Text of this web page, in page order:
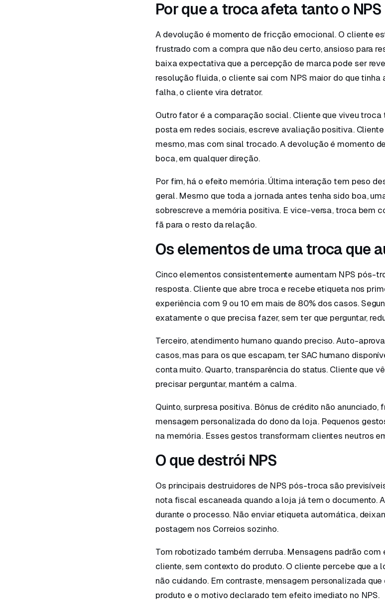
Por que a troca afeta tanto o NPS
A devolução é momento de fricção emocional. O cliente
frustrado com a compra que não deu certo, ansioso para
baixa expectativa que a percepção de marca pode ser
resolução fluida, o cliente sai com NPS maior do que tinha
falha, o cliente vira detrator.
Outro fator é a comparação social. Cliente que viveu
posta em redes sociais, escreve avaliação positiva.
mesmo, mas com sinal trocado. A devolução é momento
boca, em qualquer direção.
Por fim, há o efeito memória. Última interação tem peso
geral. Mesmo que toda a jornada antes tenha sido boa,
sobrescreve a memória positiva. E vice-versa, troca bem
fã para o resto da relação.
Os elementos de uma troca que
Cinco elementos consistentemente aumentam NPS pós-
resposta. Cliente que abre troca e recebe etiqueta nos
experiência com 9 ou 10 em mais de 80% dos casos.
exatamente o que precisa fazer, sem ter que perguntar,
Terceiro, atendimento humano quando preciso. Auto-
casos, mas para os que escapam, ter SAC humano
conta muito. Quarto, transparência do status. Cliente que
precisar perguntar, mantém a calma.
Quinto, surpresa positiva. Bônus de crédito não anunciado,
mensagem personalizada do dono da loja. Pequenos
na memória. Esses gestos transformam clientes neutros
O que destrói NPS
Os principais destruidores de NPS pós-troca são
nota fiscal escaneada quando a loja já tem o documento.
durante o processo. Não enviar etiqueta automática,
postagem nos Correios sozinho.
Tom robotizado também derruba. Mensagens padrão com
cliente, sem contexto do produto. O cliente percebe que a
não cuidando. Em contraste, mensagem personalizada
produto e o motivo declarado tem efeito imediato no NPS.